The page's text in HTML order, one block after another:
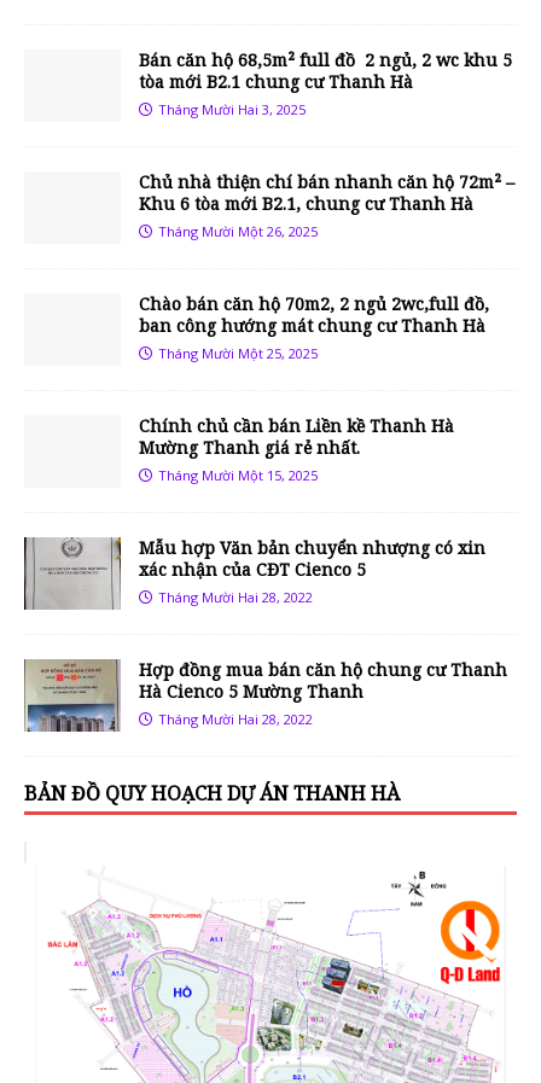
Bán căn hộ 68,5m² full đồ 2 ngủ, 2 wc khu 5
tòa mới B2.1 chung cư Thanh Hà
Tháng Mười Hai 3, 2025
Chủ nhà thiện chí bán nhanh căn hộ 72m² –
Khu 6 tòa mới B2.1, chung cư Thanh Hà
Tháng Mười Một 26, 2025
Chào bán căn hộ 70m2, 2 ngủ 2wc,full đồ,
ban công hướng mát chung cư Thanh Hà
Tháng Mười Một 25, 2025
Chính chủ cần bán Liền kề Thanh Hà
Mường Thanh giá rẻ nhất.
Tháng Mười Một 15, 2025
Mẫu hợp Văn bản chuyển nhượng có xin
xác nhận của CĐT Cienco 5
Tháng Mười Hai 28, 2022
Hợp đồng mua bán căn hộ chung cư Thanh
Hà Cienco 5 Mường Thanh
Tháng Mười Hai 28, 2022
BẢN ĐỒ QUY HOẠCH DỰ ÁN THANH HÀ